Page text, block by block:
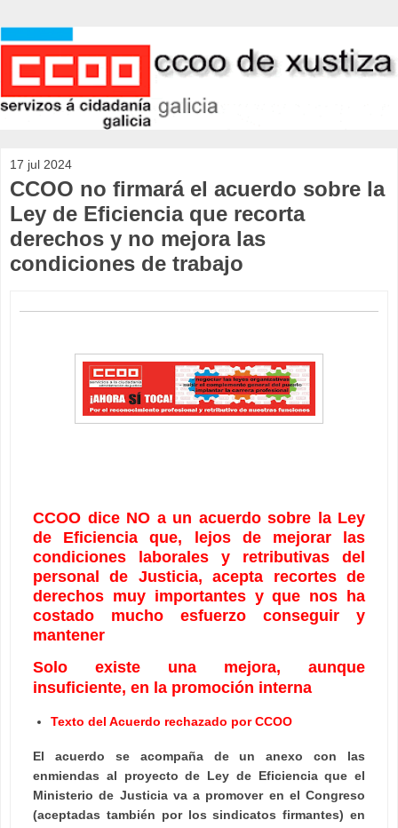
17 jul 2024
CCOO no firmará el acuerdo sobre la
Ley de Eficiencia que recorta
derechos y no mejora las
condiciones de trabajo
CCOO dice NO a un acuerdo sobre la Ley
de Eficiencia que, lejos de mejorar las
condiciones laborales y retributivas del
personal de Justicia, acepta recortes de
derechos muy importantes y que nos ha
costado mucho esfuerzo conseguir y
mantener
Solo existe una mejora, aunque
insuficiente, en la promoción interna
Texto del Acuerdo rechazado por CCOO
El acuerdo se acompaña de un anexo con las
enmiendas al proyecto de Ley de Eficiencia que el
Ministerio de Justicia va a promover en el Congreso
(aceptadas también por los sindicatos firmantes) en